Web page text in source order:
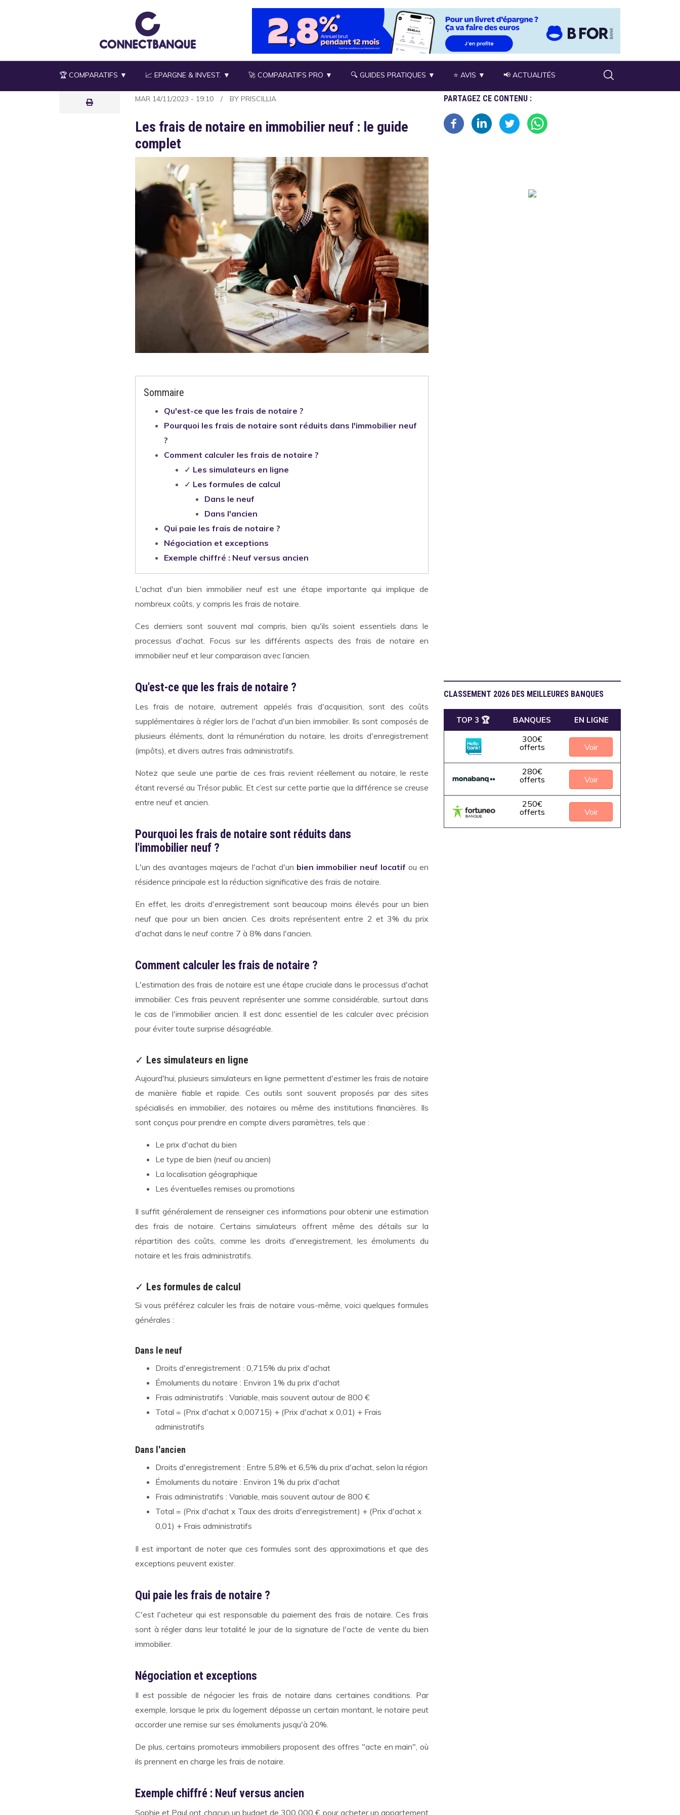
🏆 COMPARATIFS ▼ 📈 EPARGNE & INVEST. ▼ 🚀 COMPARATIFS PRO ▼ 🔍 GUIDES PRATIQUES ▼ ⭐ AVIS ▼ 📢 ACTUALITÉS
MAR 14/11/2023 - 19:10 BY PRISCILLIA
Les frais de notaire en immobilier neuf : le guide
complet
Sommaire
Qu'est-ce que les frais de notaire ?
Pourquoi les frais de notaire sont réduits dans l'immobilier neuf
?
Comment calculer les frais de notaire ?
✓ Les simulateurs en ligne
✓ Les formules de calcul
Dans le neuf
Dans l'ancien
Qui paie les frais de notaire ?
Négociation et exceptions
Exemple chiffré : Neuf versus ancien
L'achat d'un bien immobilier neuf est une étape importante qui implique de
nombreux coûts, y compris les frais de notaire.
Ces derniers sont souvent mal compris, bien qu'ils soient essentiels dans le
processus d'achat. Focus sur les différents aspects des frais de notaire en
immobilier neuf et leur comparaison avec l’ancien.
Qu'est-ce que les frais de notaire ?
Les frais de notaire, autrement appelés frais d'acquisition, sont des coûts
supplémentaires à régler lors de l'achat d'un bien immobilier. Ils sont composés de
plusieurs éléments, dont la rémunération du notaire, les droits d'enregistrement
(impôts), et divers autres frais administratifs.
Notez que seule une partie de ces frais revient réellement au notaire, le reste
étant reversé au Trésor public. Et c’est sur cette partie que la différence se creuse
entre neuf et ancien.
Pourquoi les frais de notaire sont réduits dans
l'immobilier neuf ?
L'un des avantages majeurs de l'achat d'un bien immobilier neuf locatif ou en
résidence principale est la réduction significative des frais de notaire.
En effet, les droits d'enregistrement sont beaucoup moins élevés pour un bien
neuf que pour un bien ancien. Ces droits représentent entre 2 et 3% du prix
d'achat dans le neuf contre 7 à 8% dans l'ancien.
Comment calculer les frais de notaire ?
L'estimation des frais de notaire est une étape cruciale dans le processus d'achat
immobilier. Ces frais peuvent représenter une somme considérable, surtout dans
le cas de l'immobilier ancien. Il est donc essentiel de les calculer avec précision
pour éviter toute surprise désagréable.
✓ Les simulateurs en ligne
Aujourd'hui, plusieurs simulateurs en ligne permettent d'estimer les frais de notaire
de manière fiable et rapide. Ces outils sont souvent proposés par des sites
spécialisés en immobilier, des notaires ou même des institutions financières. Ils
sont conçus pour prendre en compte divers paramètres, tels que :
Le prix d'achat du bien
Le type de bien (neuf ou ancien)
La localisation géographique
Les éventuelles remises ou promotions
Il suffit généralement de renseigner ces informations pour obtenir une estimation
des frais de notaire. Certains simulateurs offrent même des détails sur la
répartition des coûts, comme les droits d'enregistrement, les émoluments du
notaire et les frais administratifs.
✓ Les formules de calcul
Si vous préférez calculer les frais de notaire vous-même, voici quelques formules
générales :
Dans le neuf
Droits d'enregistrement : 0,715% du prix d'achat
Émoluments du notaire : Environ 1% du prix d'achat
Frais administratifs : Variable, mais souvent autour de 800 €
Total = (Prix d'achat x 0,00715) + (Prix d'achat x 0,01) + Frais
administratifs
Dans l'ancien
Droits d'enregistrement : Entre 5,8% et 6,5% du prix d'achat, selon la région
Émoluments du notaire : Environ 1% du prix d'achat
Frais administratifs : Variable, mais souvent autour de 800 €
Total = (Prix d'achat x Taux des droits d'enregistrement) + (Prix d'achat x
0,01) + Frais administratifs
Il est important de noter que ces formules sont des approximations et que des
exceptions peuvent exister.
Qui paie les frais de notaire ?
C'est l'acheteur qui est responsable du paiement des frais de notaire. Ces frais
sont à régler dans leur totalité le jour de la signature de l'acte de vente du bien
immobilier.
Négociation et exceptions
Il est possible de négocier les frais de notaire dans certaines conditions. Par
exemple, lorsque le prix du logement dépasse un certain montant, le notaire peut
accorder une remise sur ses émoluments jusqu'à 20%.
De plus, certains promoteurs immobiliers proposent des offres "acte en main", où
ils prennent en charge les frais de notaire.
Exemple chiffré : Neuf versus ancien
Sophie et Paul ont chacun un budget de 300 000 € pour acheter un appartement
PARTAGEZ CE CONTENU :
CLASSEMENT 2026 DES MEILLEURES BANQUES
TOP 3 🏆 BANQUES EN LIGNE
300€
offerts
Voir
280€
offerts
Voir
250€
offerts
Voir